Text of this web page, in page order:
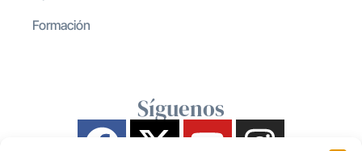
Formación
Síguenos